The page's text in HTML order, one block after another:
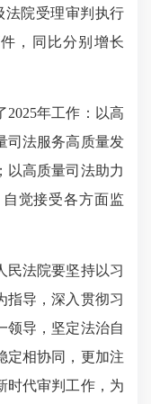
法院受理审判执行
，同比分别增长
年工作：以高
司法服务高质量发
以高质量司法助力
觉接受各方面监
法院要坚持以习
指导，深入贯彻习
领导，坚定法治自
定相协同，更加注
时代审判工作，为